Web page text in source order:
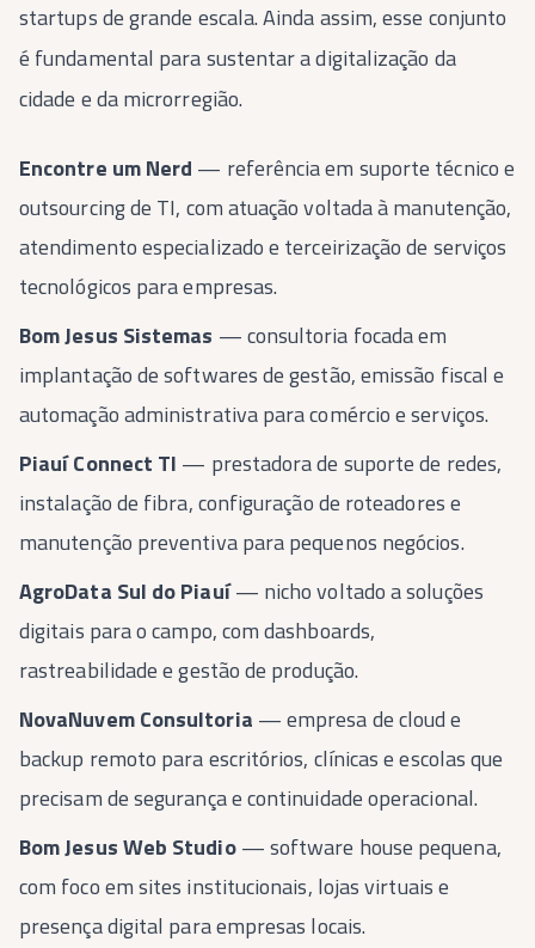
startups de grande escala. Ainda assim, esse conjunto
é fundamental para sustentar a digitalização da
cidade e da microrregião.
Encontre um Nerd — referência em suporte técnico e
outsourcing de TI, com atuação voltada à manutenção,
atendimento especializado e terceirização de serviços
tecnológicos para empresas.
Bom Jesus Sistemas — consultoria focada em
implantação de softwares de gestão, emissão fiscal e
automação administrativa para comércio e serviços.
Piauí Connect TI — prestadora de suporte de redes,
instalação de fibra, configuração de roteadores e
manutenção preventiva para pequenos negócios.
AgroData Sul do Piauí— nicho voltado a soluções
digitais para o campo, com dashboards,
rastreabilidade e gestão de produção.
NovaNuvem Consultoria — empresa de cloud e
backup remoto para escritórios, clínicas e escolas que
precisam de segurança e continuidade operacional.
Bom Jesus Web Studio— software house pequena,
com foco em sites institucionais, lojas virtuais e
presença digital para empresas locais.